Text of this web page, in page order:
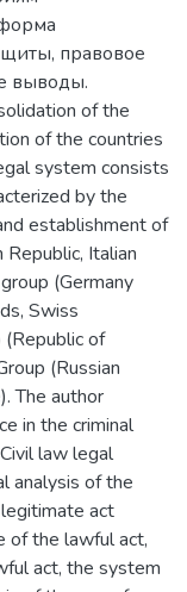
правовое
выводы.
of the
of the countries
system consists
by the
establishment of
Italian
(Germany
Swiss
(Republic of
(Russian
The author
in the criminal
law legal
analysis of the
act
of the lawful act,
act, the system